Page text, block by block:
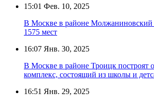
15:01 Фев. 10, 2025
В Москве в районе Молжаниновский
1575 мест
16:07 Янв. 30, 2025
В Москве в районе Троицк построят
комплекс, состоящий из школы и
16:51 Янв. 29, 2025